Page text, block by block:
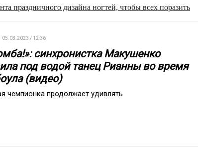
дизайна ногтей, чтобы всех поразить
05.03.2023 / 12:36
синхронистка Макушенко
под водой танец Рианны во время
(видео)
чемпионка продолжает удивлять